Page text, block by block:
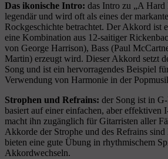
Das ikonische Intro: das Intro zu „A Hard
legendär und wird oft als eines der
Rockgeschichte betrachtet. Der Akkord ist
eine Kombination aus 12-saitiger
von George Harrison), Bass (Paul
Martin) erzeugt wird. Dieser Akkord setzt
Song und ist ein hervorragendes Beispiel
Verwendung von Harmonie in der
Strophen und Refrains: der Song ist in
basiert auf einer einfachen, aber effektiven
macht ihn zugänglich für Gitarristen aller
Akkorde der Strophe und des Refrains
bieten eine gute Übung in rhythmischem
Akkordwechseln.